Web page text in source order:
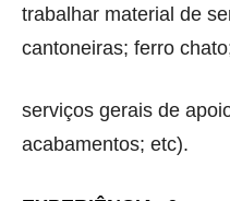
trabalhar material de
cantoneiras; ferro
serviços gerais de
acabamentos; etc).